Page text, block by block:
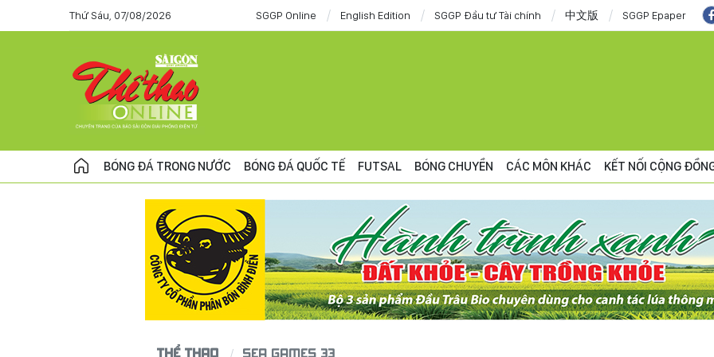
Thứ Sáu, 07/08/2026 SGGP Online English Edition SGGP Đầu tư Tài chính 中文版 SGGP Epaper
BÓNG ĐÁ TRONG NƯỚC BÓNG ĐÁ QUỐC TẾ FUTSAL BÓNG CHUYỀN CÁC MÔN KHÁC KẾT NỐI CỘNG
THỂ THAO SEA GAMES 33